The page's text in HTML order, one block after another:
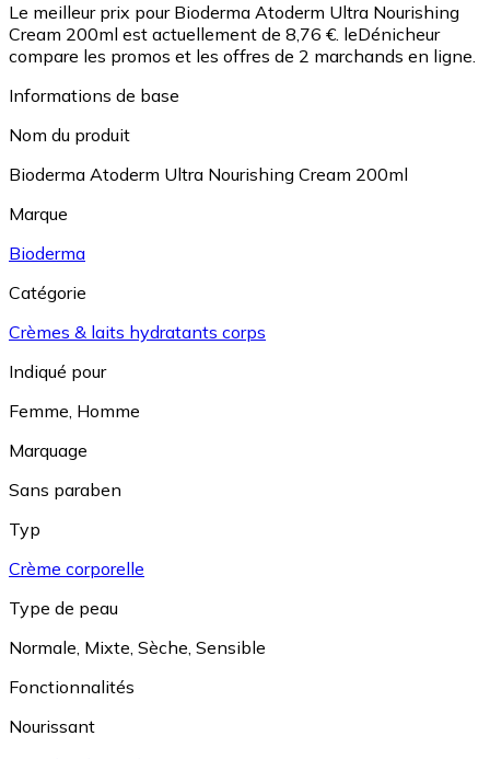
Le meilleur prix pour Bioderma Atoderm Ultra Nourishing
Cream 200ml est actuellement de 8,76 €. leDénicheur
compare les promos et les offres de 2 marchands en ligne.
Informations de base
Nom du produit
Bioderma Atoderm Ultra Nourishing Cream 200ml
Marque
Bioderma
Catégorie
Crèmes & laits hydratants corps
Indiqué pour
Femme, Homme
Marquage
Sans paraben
Typ
Crème corporelle
Type de peau
Normale, Mixte, Sèche, Sensible
Fonctionnalités
Nourissant